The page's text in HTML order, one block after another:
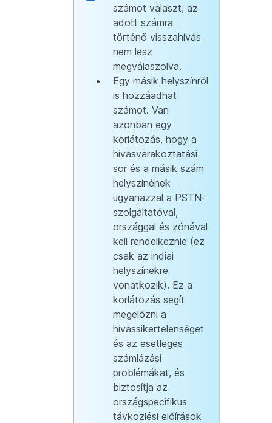
számot választ, az
adott számra
történő visszahívás
nem lesz
megválaszolva.
Egy másik helyszínről
is hozzáadhat
számot. Van
azonban egy
korlátozás, hogy a
hívásvárakoztatási
sor és a másik szám
helyszínének
ugyanazzal a PSTN-
szolgáltatóval,
országgal és zónával
kell rendelkeznie (ez
csak az indiai
helyszínekre
vonatkozik). Ez a
korlátozás segít
megelőzni a
hívássikertelenséget
és az esetleges
számlázási
problémákat, és
biztosítja az
országspecifikus
távközlési előírások